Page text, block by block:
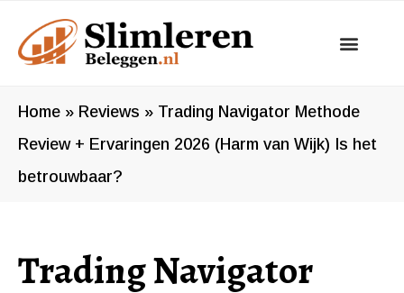
naar
inhoud
Home » Reviews » Trading Navigator Methode
Review + Ervaringen 2026 (Harm van Wijk) Is het
betrouwbaar?
Trading Navigator